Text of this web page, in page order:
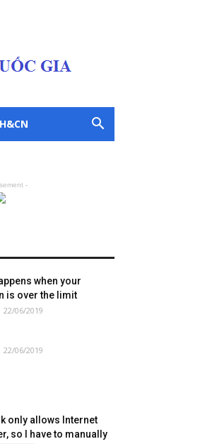
-
when your
is over the limit
22/06/2019
22/06/2019
only allows Internet
so I have to manually